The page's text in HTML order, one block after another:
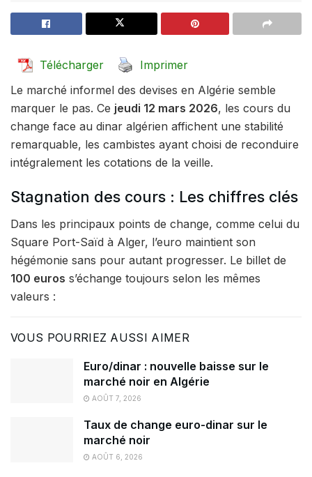
Télécharger
Imprimer
Le marché informel des devises en Algérie semble
marquer le pas. Ce jeudi 12 mars 2026, les cours du
change face au dinar algérien affichent une stabilité
remarquable, les cambistes ayant choisi de reconduire
intégralement les cotations de la veille.
Stagnation des cours : Les chiffres clés
Dans les principaux points de change, comme celui du
Square Port-Saïd à Alger, l’euro maintient son
hégémonie sans pour autant progresser. Le billet de
100 euros s’échange toujours selon les mêmes
valeurs :
VOUS POURRIEZ AUSSI AIMER
Euro/dinar : nouvelle baisse sur le
marché noir en Algérie
AOÛT 7, 2026
Taux de change euro-dinar sur le
marché noir
AOÛT 6, 2026